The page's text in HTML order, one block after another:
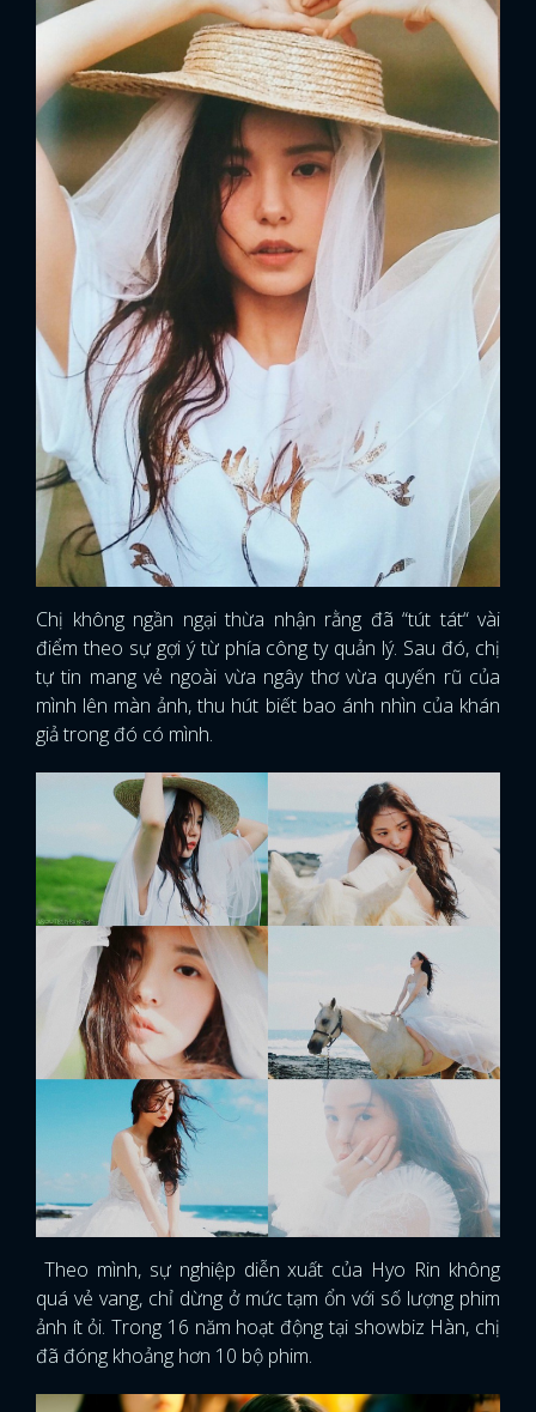
Chị không ngần ngại thừa nhận rằng đã “tút tát“ vài
điểm theo sự gợi ý từ phía công ty quản lý. Sau đó, chị
tự tin mang vẻ ngoài vừa ngây thơ vừa quyến rũ của
mình lên màn ảnh, thu hút biết bao ánh nhìn của khán
giả trong đó có mình.
Theo mình, sự nghiệp diễn xuất của Hyo Rin không
quá vẻ vang, chỉ dừng ở mức tạm ổn với số lượng phim
ảnh ít ỏi. Trong 16 năm hoạt động tại showbiz Hàn, chị
đã đóng khoảng hơn 10 bộ phim.